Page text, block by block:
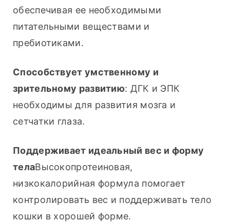
обеспечивая ее необходимыми
питательными веществами и
пребиотиками.
Способствует умственному и
зрительному развитию: ДГК и ЭПК
необходимы для развития мозга и
сетчатки глаза.
Поддерживает идеальный вес и форму
телаВысокопротеиновая,
низкокалорийная формула помогает
контролировать вес и поддерживать тело
кошки в хорошей форме.